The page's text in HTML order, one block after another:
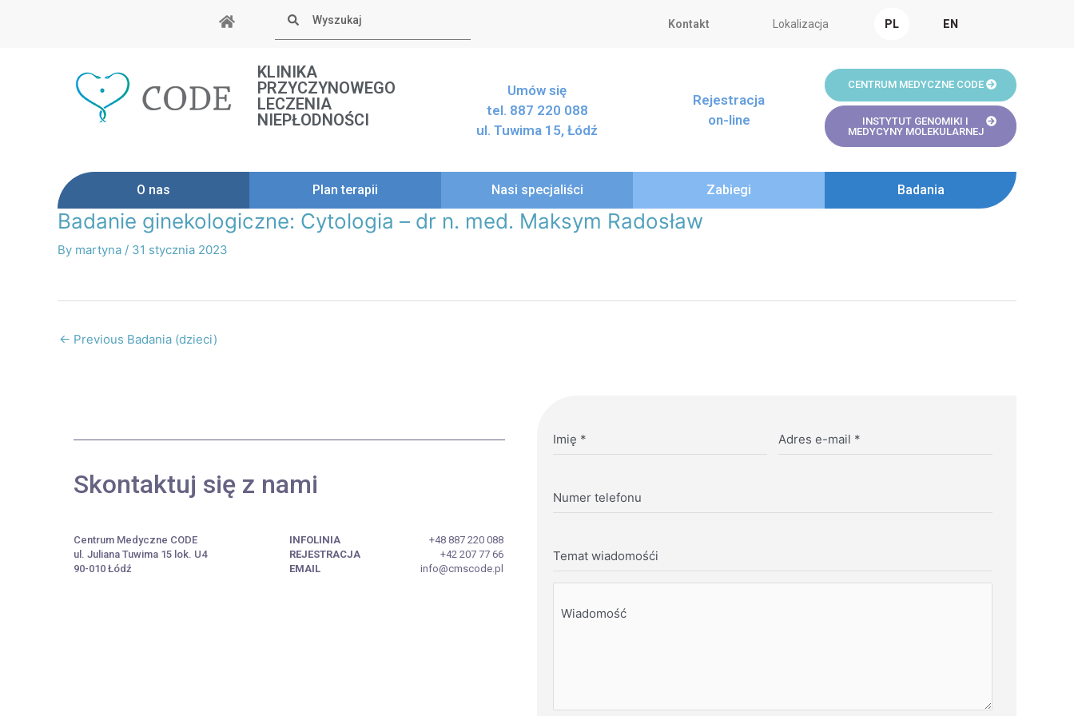
Kontakt Lokalizacja PL EN
KLINIKA
PRZYCZYNOWEGO
LECZENIA
NIEPŁODNOŚCI
Umów się
tel. 887 220 088
ul. Tuwima 15, Łódź
Rejestracja
on-line
CENTRUM MEDYCZNE CODE
INSTYTUT GENOMIKI I
MEDYCYNY MOLEKULARNEJ
O nas Plan terapii Nasi specjaliści Zabiegi Badania
Badanie ginekologiczne: Cytologia – dr n. med. Maksym Radosław
By martyna / 31 stycznia 2023
Post
← Previous Badania (dzieci)
Skontaktuj się z nami
Centrum Medyczne CODE
ul. Juliana Tuwima 15 lok. U4
90-010 Łódź
INFOLINIA
REJESTRACJA
EMAIL
+48 887 220 088
+42 207 77 66
info@cmscode.pl
Imię * Adres e-mail *
Numer telefonu
Temat wiadomośći
Wiadomość